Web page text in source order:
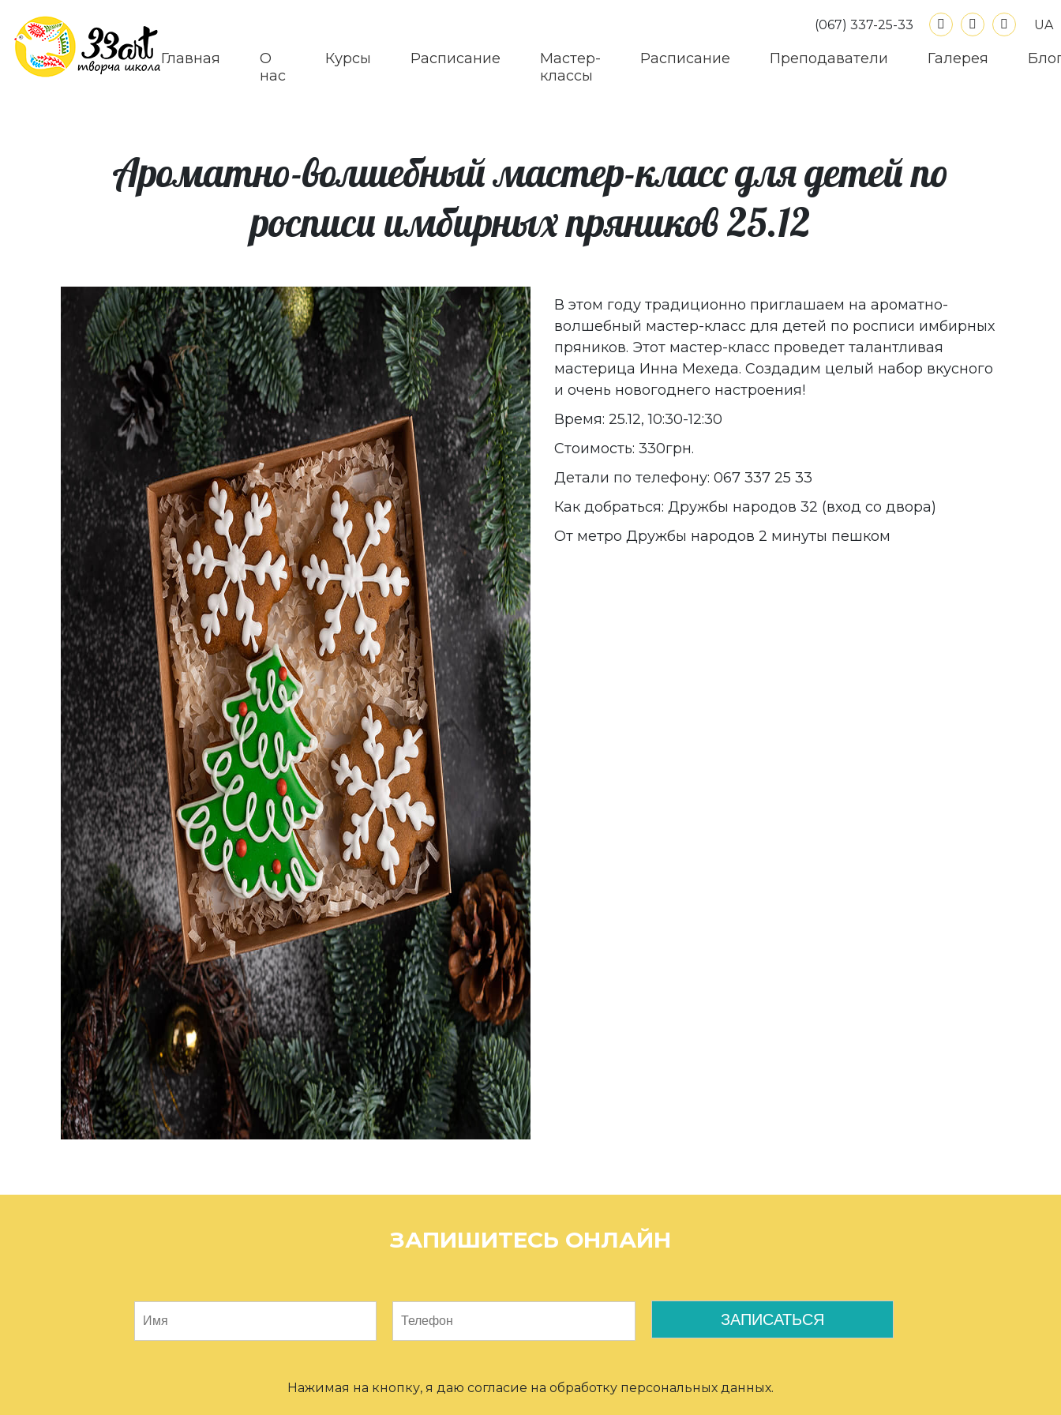
(067) 337-25-33 UA
Главная
О
нас
Курсы Расписание
Мастер-
классы
Расписание Преподаватели Галерея
Ароматно-волшебный мастер-класс для детей по
росписи имбирных пряников 25.12
В этом году традиционно приглашаем на ароматно-
волшебный мастер-класс для детей по росписи имбирных
пряников. Этот мастер-класс проведет талантливая
мастерица Инна Мехеда. Создадим целый набор вкусного
и очень новогоднего настроения!
Время: 25.12, 10:30-12:30
Стоимость: 330грн.
Детали по телефону: 067 337 25 33
Как добраться: Дружбы народов 32 (вход со двора)
От метро Дружбы народов 2 минуты пешком
ЗАПИШИТЕСЬ ОНЛАЙН
Нажимая на кнопку, я даю согласие на обработку персональных данных.